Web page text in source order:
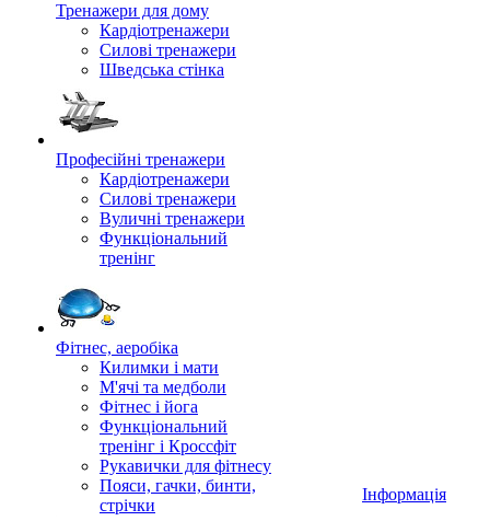
Тренажери для дому
Кардіотренажери
Силові тренажери
Шведська стінка
Професійні тренажери
Кардіотренажери
Силові тренажери
Вуличні тренажери
Функціональний
тренінг
Фітнес, аеробіка
Килимки і мати
М'ячі та медболи
Фітнес і йога
Функціональний
тренінг і Кроссфіт
Рукавички для фітнесу
Пояси, гачки, бинти,
стрічки
Інформація